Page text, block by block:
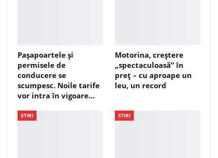
Pașapoartele și
permisele de
conducere se
scumpesc. Noile tarife
vor intra în vigoare…
Motorina, creștere
„spectaculoasă” în
preț – cu aproape un
leu, un record
STIRI STIRI